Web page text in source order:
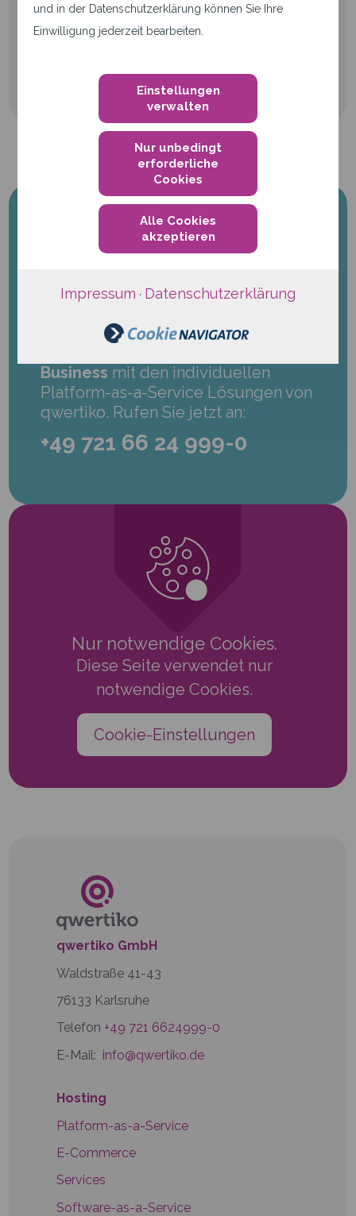
und in der Datenschutzerklärung können Sie Ihre
Einwilligung jederzeit bearbeiten.
Einstellungen
verwalten
Nur unbedingt
erforderliche
Cookies
Alle Cookies
akzeptieren
Impressum · Datenschutzerklärung
Business mit den individuellen
Platform-as-a-Service Lösungen von
qwertiko. Rufen Sie jetzt an:
+49 721 66 24 999-0
Nur notwendige Cookies.
Diese Seite verwendet nur
notwendige Cookies.
Cookie-Einstellungen
qwertiko GmbH
Waldstraße 41-43
76133 Karlsruhe
Telefon +49 721 6624999-0
E-Mail: info@qwertiko.de
Hosting
Platform-as-a-Service
E-Commerce
Services
Software-as-a-Service